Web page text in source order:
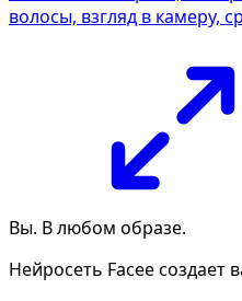
волосы, взгляд в камеру,
Вы. В любом образе.
Нейросеть Facee